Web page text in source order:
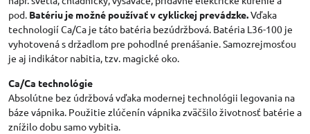
pod. Batériu je možné používať v cyklickej prevádzke.Vďaka
technologií Ca/Ca je táto batéria bezúdržbová. Batéria L36-100 je
vyhotovená s držadlom pre pohodlné prenášanie. Samozrejmosťou
je aj indikátor nabitia, tzv. magické oko.
Ca/Ca technológie
Absolútne bez údržbová vďaka modernej technológii legovania na
báze vápnika. Použitie zlúčenín vápnika zväčšilo životnosť batérie a
znížilo dobu samo vybitia.